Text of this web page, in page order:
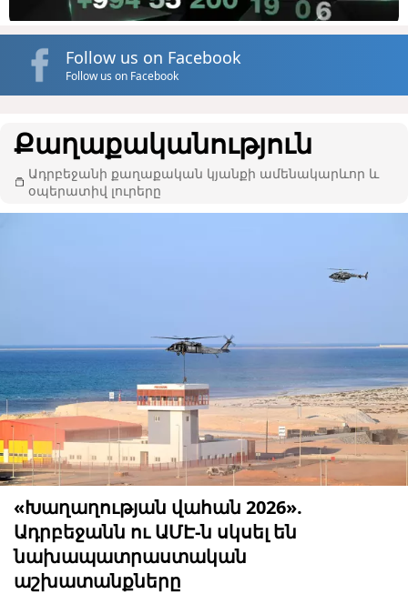
Follow us on Facebook
Follow us on Facebook
Քաղաքականություն
Ադրբեջանի քաղաքական կյանքի ամենակարևոր և
օպերատիվ լուրերը
«Խաղաղության վահան 2026».
Ադրբեջանն ու ԱՄԷ-ն սկսել են
նախապատրաստական ​​
աշխատանքները